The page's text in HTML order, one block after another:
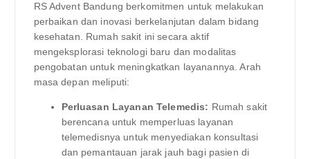
RS Advent Bandung berkomitmen untuk melakukan
perbaikan dan inovasi berkelanjutan dalam bidang
kesehatan. Rumah sakit ini secara aktif
mengeksplorasi teknologi baru dan modalitas
pengobatan untuk meningkatkan layanannya. Arah
masa depan meliputi:
Perluasan Layanan Telemedis: Rumah sakit
berencana untuk memperluas layanan
telemedisnya untuk menyediakan konsultasi
dan pemantauan jarak jauh bagi pasien di